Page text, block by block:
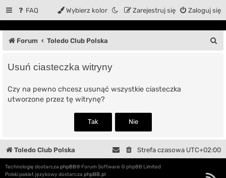
FAQ Zaloguj się
Zarejestruj się
Wybierz kolor
Forum Toledo Club Polska
Usuń ciasteczka witryny
Czy na pewno chcesz usunąć wszystkie ciasteczka
utworzone przez tę witrynę?
Toledo Club Polska Strefa czasowa UTC+02:00
Technologię dostarcza phpBB® Forum Software © phpBB Limited
Polski pakiet językowy dostarcza phpBB.pl